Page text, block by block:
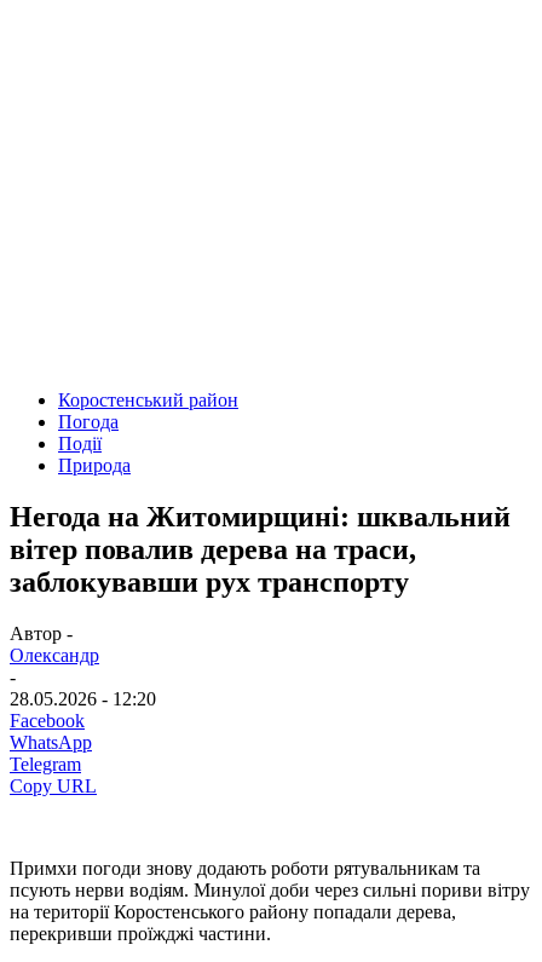
Коростенський район
Погода
Події
Природа
Негода на Житомирщині: шквальний
вітер повалив дерева на траси,
заблокувавши рух транспорту
Автор -
Олександр
-
28.05.2026 - 12:20
Facebook
WhatsApp
Telegram
Copy URL
Примхи погоди знову додають роботи рятувальникам та
псують нерви водіям. Минулої доби через сильні пориви вітру
на території Коростенського району попадали дерева,
перекривши проїжджі частини.